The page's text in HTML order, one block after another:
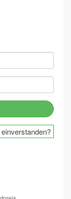
einverstanden?